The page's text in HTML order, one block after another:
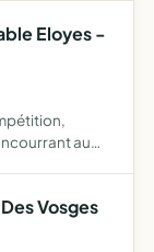
Eloyes -
au
Vosges